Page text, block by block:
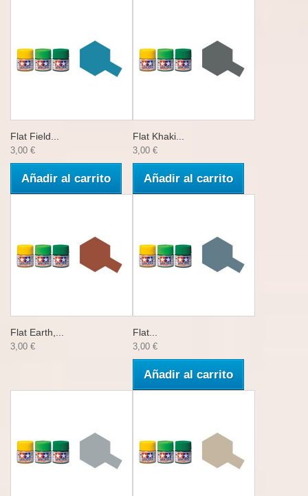
Flat Field...
3,00 €
Añadir al carrito
Flat Khaki...
3,00 €
Añadir al carrito
Flat Earth,...
3,00 €
Flat...
3,00 €
Añadir al carrito